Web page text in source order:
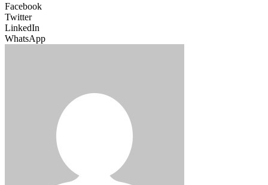
Facebook
Twitter
LinkedIn
WhatsApp